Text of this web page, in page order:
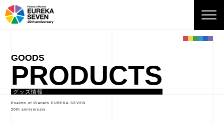
PRODUCTS
グッズ情報
Psalms of Planets EUREKA SEVEN
20th anniversary